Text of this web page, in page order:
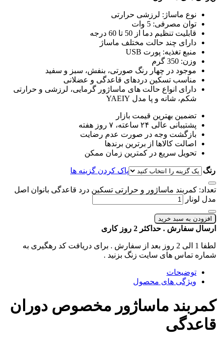
نوع ماساژ: لرزشی حرارتی
توان مصرفی: 5 وات
قابلیت تنظیم دما از 50 تا 60 درجه
دارای چند حالت مختلف ماساژ
منبع تغذیه: پورت USB
وزن: 350 گرم
موجود در چهار رنگ صورتی، بنفش، سبز و سفید
مناسب تسکین دردهای قاعدگی و عضلانی
دارای انواع حالت های ماساژور گرمایی، لرزشی و حرارتی
شکم، شانه و پا مدل YAEIY
تضمین بهترین قیمت بازار
پشتیبانی عالی ۲۴ ساعته، ۷ روز هفته
بازگشت وجه در صورت عدم رضایت
اصالت کالاها از برترین برندها
تحویل سریع در کمترین زمان ممکن
رنگ پاک کردن گزینه ها
تعداد: کمربند ماساژور و حرارتی تسکین درد قاعدگی بانوان اصل
مدل لونار
افزودن به سبد خرید
ارسال سفارش . حداکثر 2 روز کاری
لطفا 1 الی 2 روز بعد از سفارش . برای دریافت کد رهگیری به
شماره تماس های سایت زنگ بزنید .
توضیحات
ویژگی های محصول
کمربند ماساژور مخصوص دوران
قاعدگی